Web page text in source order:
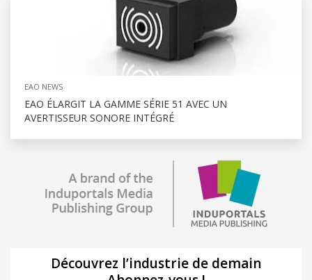
EAO NEWS
EAO ÉLARGIT LA GAMME SÉRIE 51 AVEC UN
AVERTISSEUR SONORE INTÉGRÉ
Découvrez l’industrie de demain